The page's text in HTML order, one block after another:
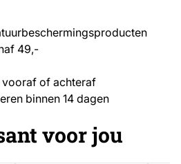
49,-
vooraf of achteraf
binnen 14 dagen
voor jou